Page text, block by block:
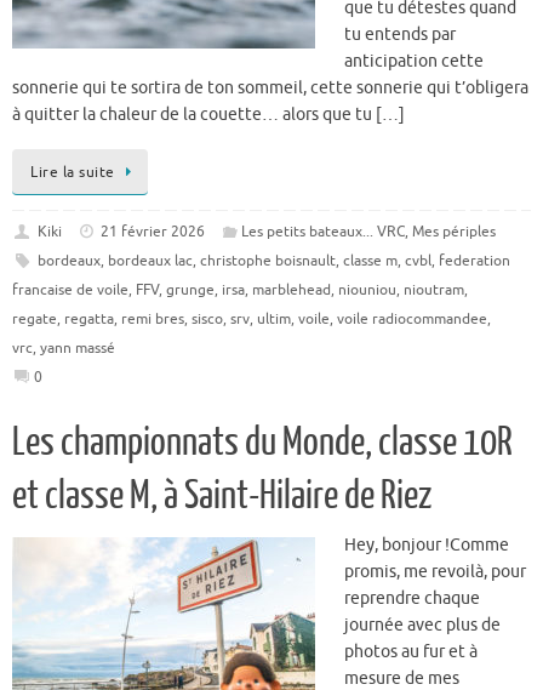
que tu détestes quand
tu entends par
anticipation cette
sonnerie qui te sortira de ton sommeil, cette sonnerie qui t’obligera
à quitter la chaleur de la couette… alors que tu […]
Lire la suite
Kiki 21 février 2026 Les petits bateaux... VRC, Mes périples
bordeaux, bordeaux lac, christophe boisnault, classe m, cvbl, federation
francaise de voile, FFV, grunge, irsa, marblehead, niouniou, nioutram,
regate, regatta, remi bres, sisco, srv, ultim, voile, voile radiocommandee,
vrc, yann massé
0
Les championnats du Monde, classe 10R
et classe M, à Saint-Hilaire de Riez
Hey, bonjour !Comme
promis, me revoilà, pour
reprendre chaque
journée avec plus de
photos au fur et à
mesure de mes